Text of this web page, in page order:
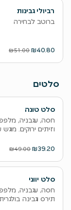
רביולי גבינות
ברוטב לבחירה
₪40.80
₪51.00
סלטים
סלט טונה
חסה, עגבניה,
וזיתים ירוקים.
₪39.20
₪49.00
סלט יווני
חסה, עגבניה,
תירס וגבינה